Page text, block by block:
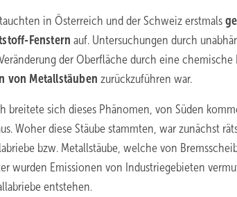
in Österreich und der Schweiz erstmals
Fenstern auf. Untersuchungen durch
der Oberfläche durch eine
von Metallstäuben zurückzuführen war.
breitete sich dieses Phänomen, von Süden
Woher diese Stäube stammten, war zunächst
bzw. Metallstäube, welche von
wurden Emissionen von Industriegebieten
entstehen.